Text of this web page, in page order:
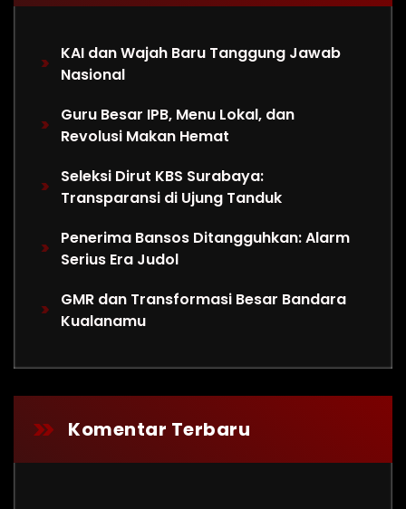
KAI dan Wajah Baru Tanggung Jawab
Nasional
Guru Besar IPB, Menu Lokal, dan
Revolusi Makan Hemat
Seleksi Dirut KBS Surabaya:
Transparansi di Ujung Tanduk
Penerima Bansos Ditangguhkan: Alarm
Serius Era Judol
GMR dan Transformasi Besar Bandara
Kualanamu
Komentar Terbaru